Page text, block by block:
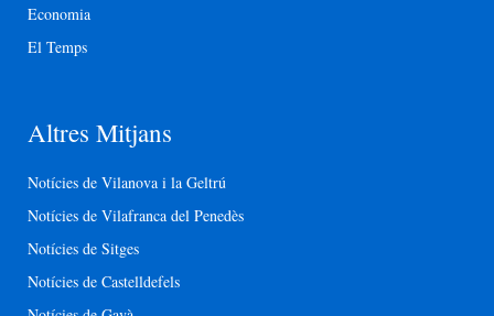
Economia
El Temps
Altres Mitjans
Notícies de Vilanova i la Geltrú
Notícies de Vilafranca del Penedès
Notícies de Sitges
Notícies de Castelldefels